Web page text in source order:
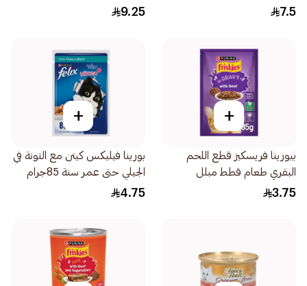
7.5
400جرام
9.25
+
بيورينا فريسكيز قطع اللحم
البقري طعام قطط مبلل
85جرام
3.75
+
بورينا فيليكس كيتن مع التونة في
الجيلي حتى عمر سنة 85جرام
4.75